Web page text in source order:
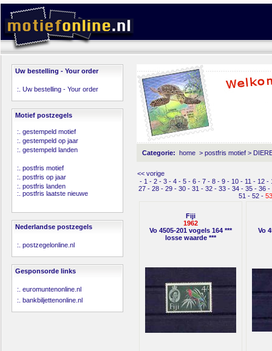
Uw bestelling - Your order
:. Uw bestelling - Your order
Motief postzegels
:. gestempeld motief
:. gestempeld op jaar
:. gestempeld landen
:. postfris motief
:. postfris op jaar
:. postfris landen
:. postfris laatste nieuwe
Nederlandse postzegels
:. postzegelonline.nl
Gesponsorde links
:. euromuntenonline.nl
:. bankbiljettenonline.nl
Categorie: home > postfris motief >
<< vorige
- 1 - 2- 3- 4- 5- 6- 7- 8- 9- 10- 11 - 12-
27- 28- 29- 30- 31 - 32- 33- 34- 35- 36-
51 - 52- 53
Fiji
1962
Vo 4505-201 vogels 164 ***
losse waarde ***
Vo